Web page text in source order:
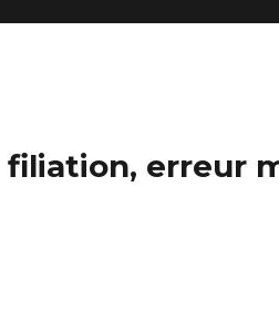
filiation, erreur